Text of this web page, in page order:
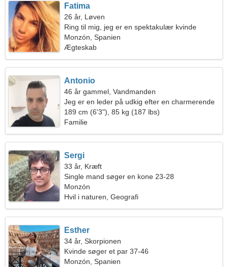
Fatima
26 år, Løven
Ring til mig, jeg er en spektakulær kvinde
Monzón, Spanien
Ægteskab
Antonio
46 år gammel, Vandmanden
Jeg er en leder på udkig efter en charmerende
kvinde
189 cm (6'3"), 85 kg (187 lbs)
Familie
Sergi
33 år, Kræft
Single mand søger en kone 23-28
Monzón
Hvil i naturen, Geografi
Esther
34 år, Skorpionen
Kvinde søger et par 37-46
Monzón, Spanien